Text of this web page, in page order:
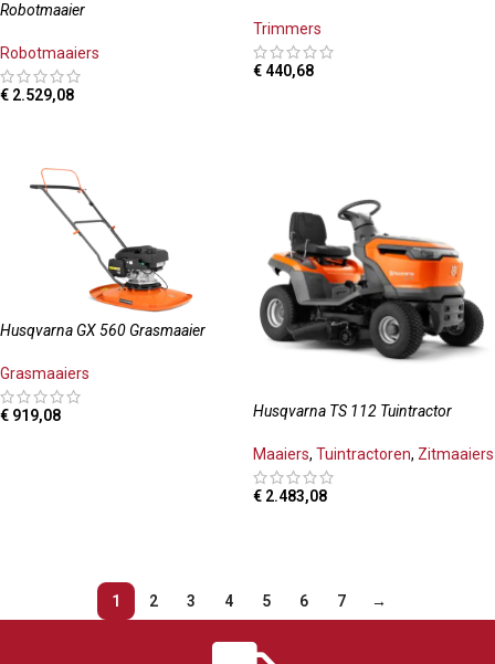
Robotmaaier
Robotmaaiers
€ 2.529,08
Trimmers
€ 440,68
Husqvarna GX 560 Grasmaaier
Grasmaaiers
€ 919,08 Husqvarna TS 112 Tuintractor
Maaiers, Tuintractoren, Zitmaaiers
€ 2.483,08
1 2 3 4 5 6 7 →